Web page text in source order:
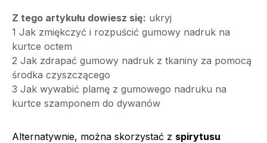
Z tego artykułu dowiesz się: ukryj
1 Jak zmiękczyć i rozpuścić gumowy nadruk na
kurtce octem
2 Jak zdrapać gumowy nadruk z tkaniny za pomocą
środka czyszczącego
3 Jak wywabić plamę z gumowego nadruku na
kurtce szamponem do dywanów
Alternatywnie, można skorzystać z spirytusu